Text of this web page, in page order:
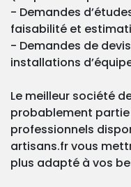
- Demandes
faisabilité et
- Demandes de
installations
Le meilleur société
probablement
professionnels
artisans.fr vous
plus adapté à vos